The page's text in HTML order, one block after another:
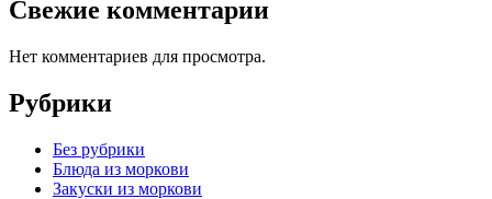
Свежие комментарии
Нет комментариев для просмотра.
Рубрики
Без рубрики
Блюда из моркови
Закуски из моркови